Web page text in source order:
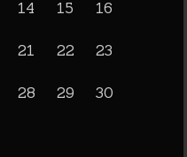
14 15 16
21 22 23
28 29 30